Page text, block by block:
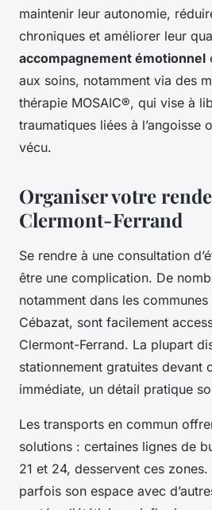
maintenir leur autonomie,
chroniques et améliorer leur
accompagnement émotionnel
aux soins, notamment via des
thérapie MOSAIC®, qui vise à
traumatiques liées à l’angoisse
vécu.
Organiser votre
Clermont-Ferrand
Se rendre à une consultation
être une complication. De
notamment dans les
Cébazat, sont facilement
Clermont-Ferrand. La plupart
stationnement gratuites devant
immédiate, un détail pratique
Les transports en commun
solutions : certaines lignes de
21 et 24, desservent ces
parfois son espace avec